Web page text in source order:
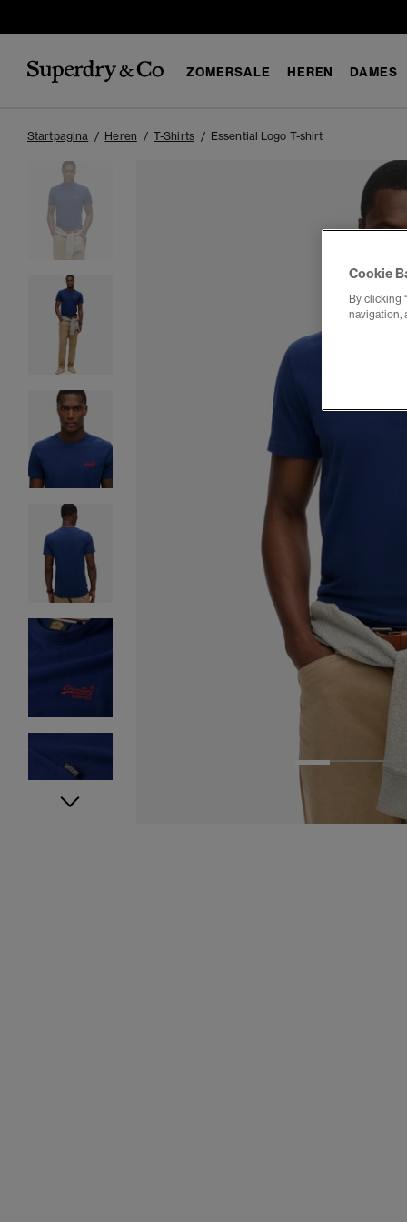
ZOMERSALE HEREN DAMES
Startpagina Heren T-Shirts Essential Logo T-shirt
Cookie
By clicking
navigation,